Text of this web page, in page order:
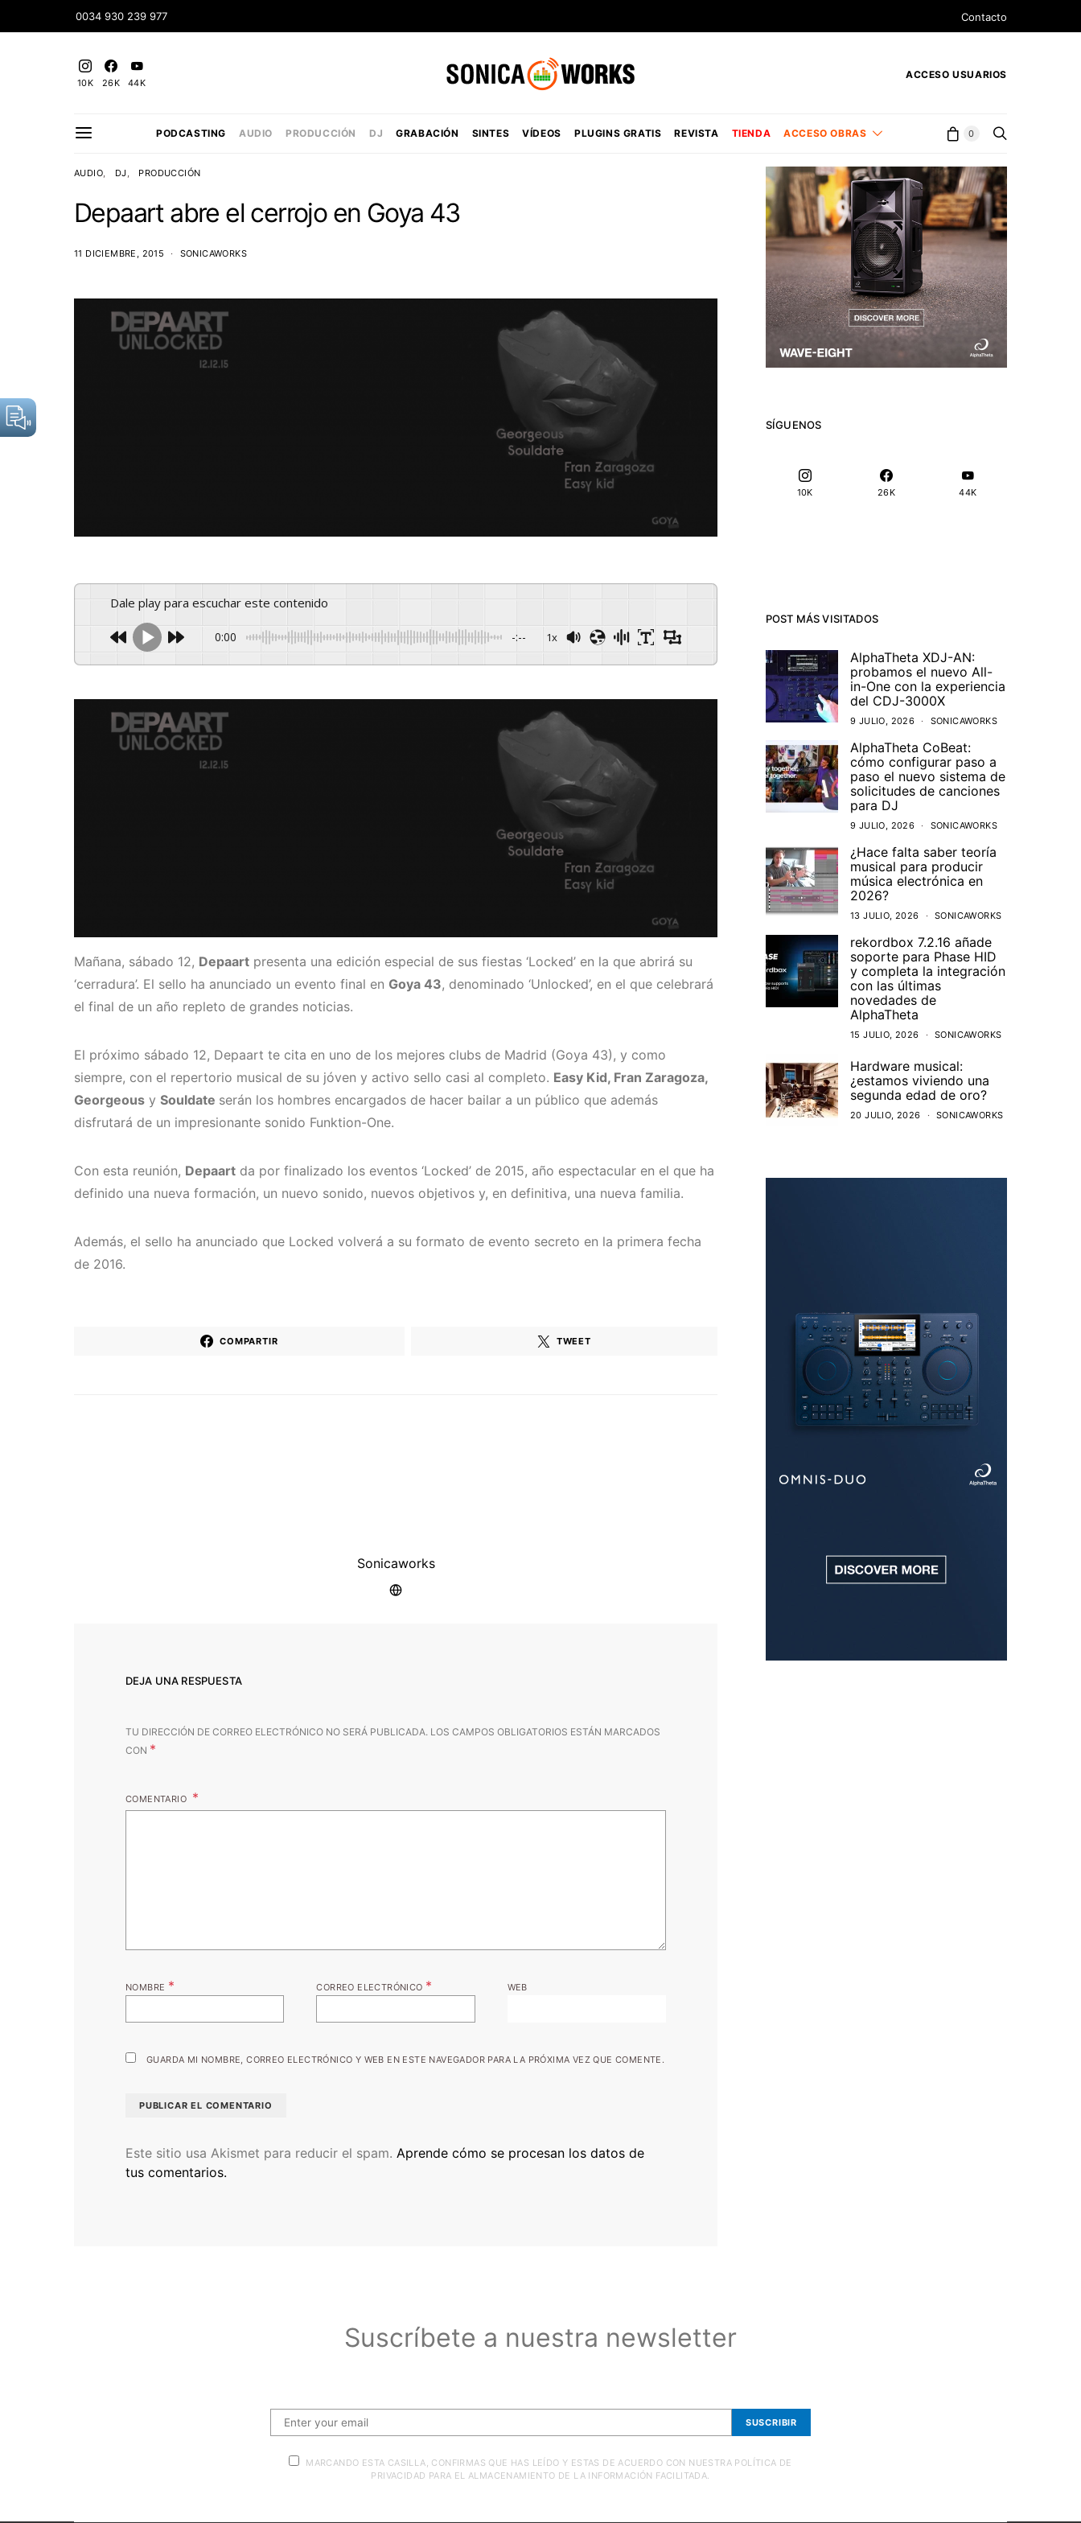
0034 930 239 977 Contacto
10K 26K 44K
ACCESO USUARIOS
PODCASTING AUDIO PRODUCCIÓN DJ GRABACIÓN SINTES VÍDEOS PLUGINS GRATIS REVISTA TIENDA ACCESO OBRAS 0
AUDIO DJ PRODUCCIÓN
Depaart abre el cerrojo en Goya 43
11 DICIEMBRE, 2015 SONICAWORKS
Dale play para escuchar este contenido
0:00 -:-- 1x
Mañana, sábado 12, Depaart presenta una edición especial de sus fiestas ‘Locked’ en la que abrirá su
‘cerradura’. El sello ha anunciado un evento final en Goya 43, denominado ‘Unlocked’, en el que celebrará
el final de un año repleto de grandes noticias.
El próximo sábado 12, Depaart te cita en uno de los mejores clubs de Madrid (Goya 43), y como
siempre, con el repertorio musical de su jóven y activo sello casi al completo. Easy Kid, Fran Zaragoza,
Georgeous y Souldate serán los hombres encargados de hacer bailar a un público que además
disfrutará de un impresionante sonido Funktion-One.
Con esta reunión, Depaart da por finalizado los eventos ‘Locked’ de 2015, año espectacular en el que ha
definido una nueva formación, un nuevo sonido, nuevos objetivos y, en definitiva, una nueva familia.
Además, el sello ha anunciado que Locked volverá a su formato de evento secreto en la primera fecha
de 2016.
COMPARTIR TWEET
Sonicaworks
DEJA UNA RESPUESTA
TU DIRECCIÓN DE CORREO ELECTRÓNICO NO SERÁ PUBLICADA. LOS CAMPOS OBLIGATORIOS ESTÁN MARCADOS
CON *
COMENTARIO
NOMBRE * CORREO ELECTRÓNICO * WEB
GUARDA MI NOMBRE, CORREO ELECTRÓNICO Y WEB EN ESTE NAVEGADOR PARA LA PRÓXIMA VEZ QUE COMENTE.
Este sitio usa Akismet para reducir el spam. Aprende cómo se procesan los datos de
tus comentarios.
SÍGUENOS
10K 26K 44K
POST MÁS VISITADOS
AlphaTheta XDJ-AN:
probamos el nuevo All-
in-One con la experiencia
del CDJ-3000X
9 JULIO, 2026 SONICAWORKS
AlphaTheta CoBeat:
cómo configurar paso a
paso el nuevo sistema de
solicitudes de canciones
para DJ
9 JULIO, 2026 SONICAWORKS
¿Hace falta saber teoría
musical para producir
música electrónica en
2026?
13 JULIO, 2026 SONICAWORKS
rekordbox 7.2.16 añade
soporte para Phase HID
y completa la integración
con las últimas
novedades de
AlphaTheta
15 JULIO, 2026 SONICAWORKS
Hardware musical:
¿estamos viviendo una
segunda edad de oro?
20 JULIO, 2026 SONICAWORKS
Suscríbete a nuestra newsletter
SUSCRIBIR
MARCANDO ESTA CASILLA, CONFIRMAS QUE HAS LEÍDO Y ESTAS DE ACUERDO CON NUESTRA POLÍTICA DE
PRIVACIDAD PARA EL ALMACENAMIENTO DE LA INFORMACIÓN FACILITADA.